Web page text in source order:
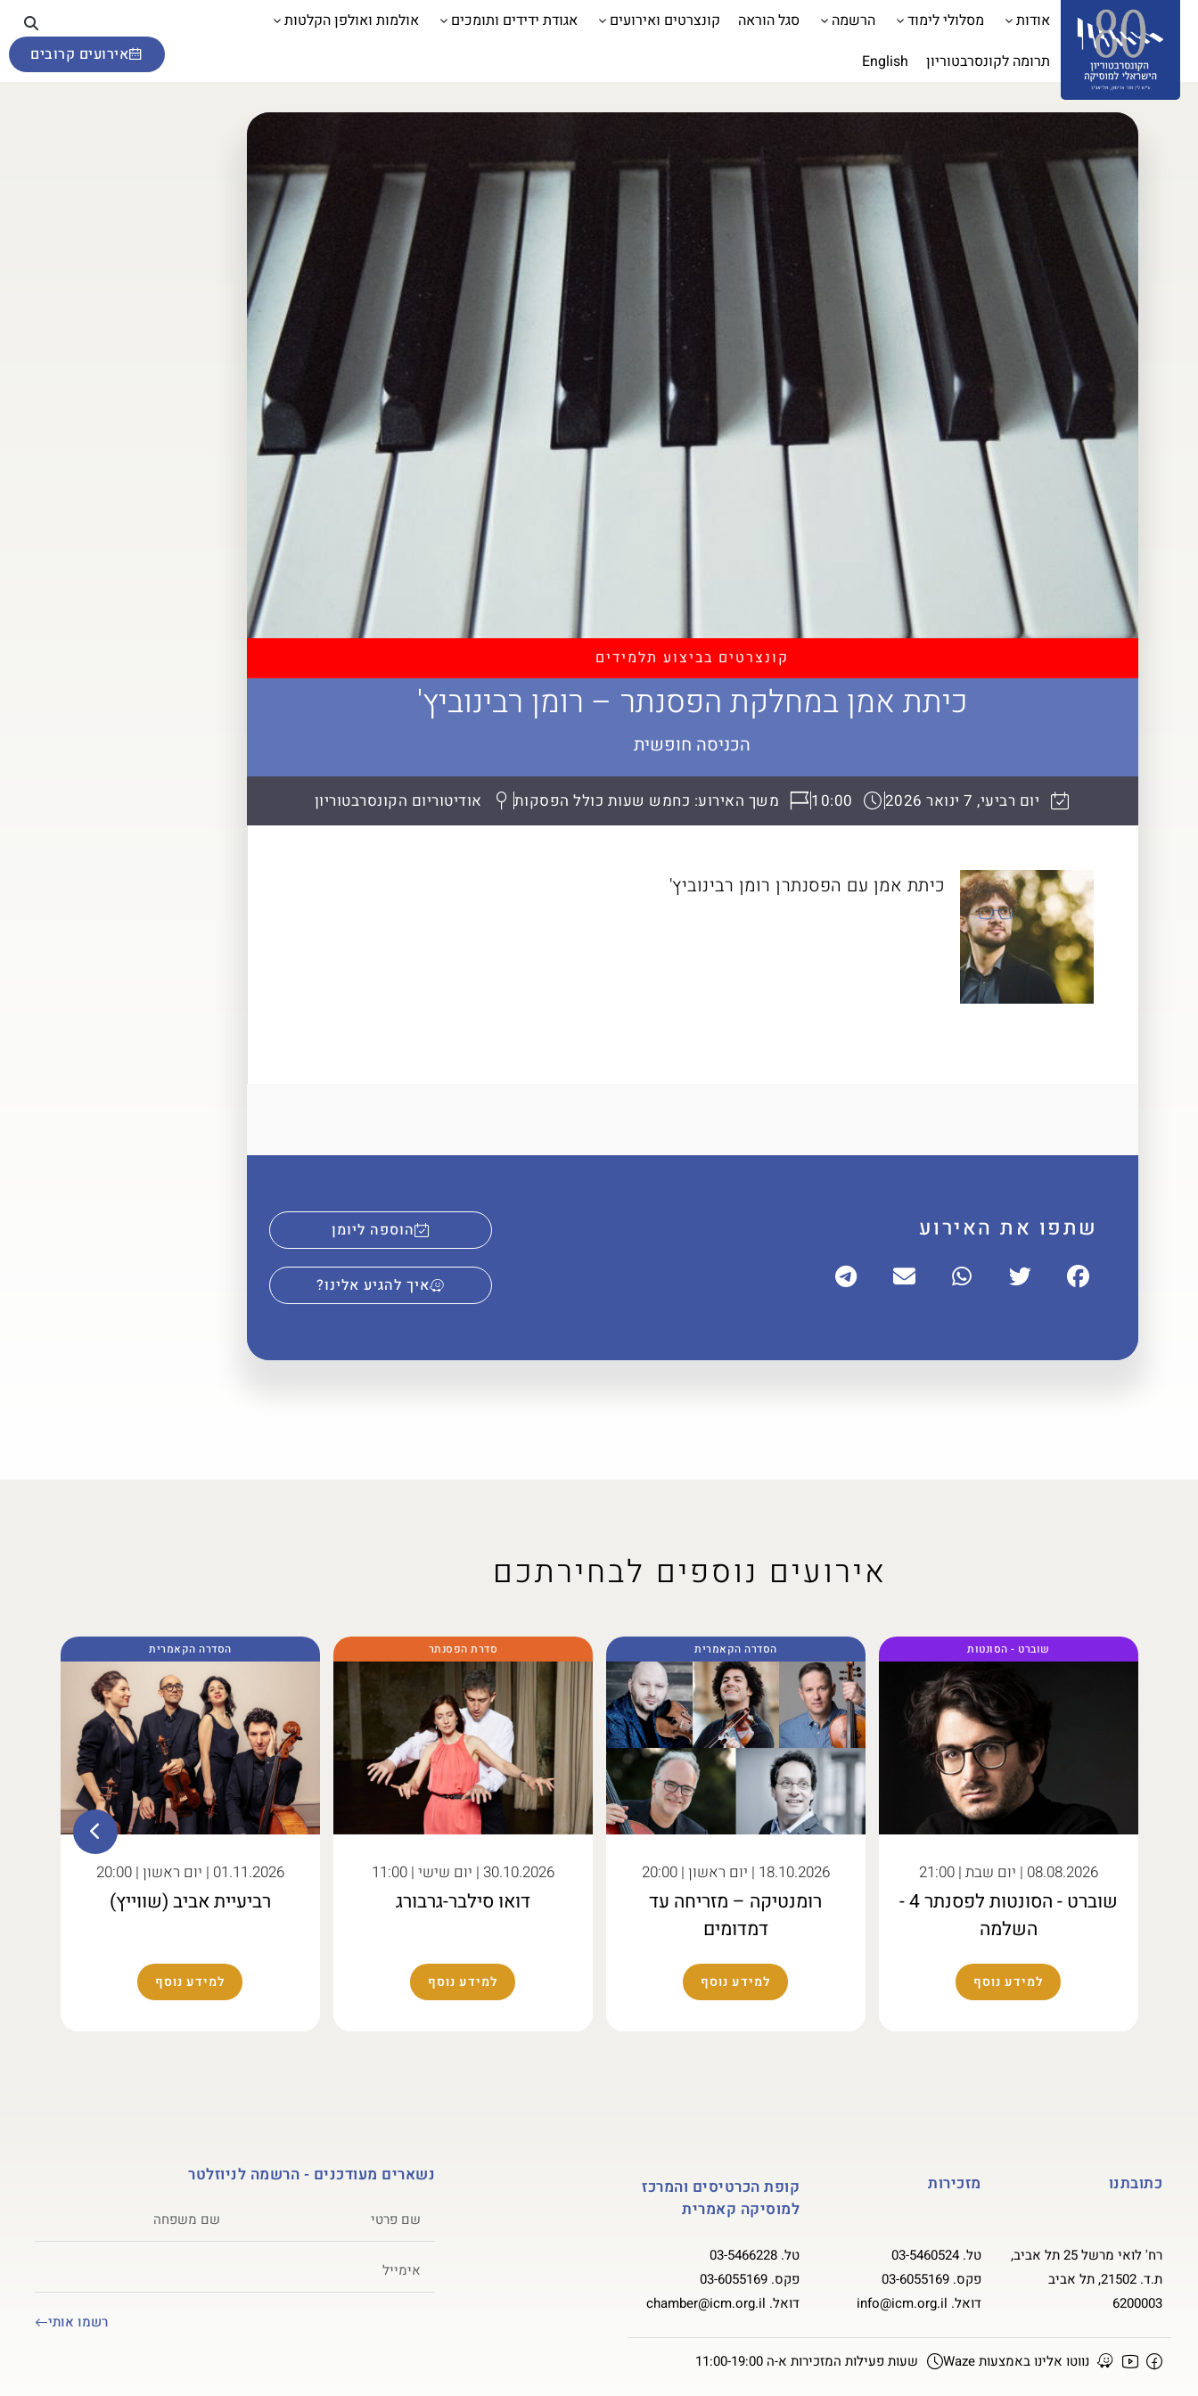
אודות מסלולי לימוד הרשמה סגל הוראה קונצרטים ואירועים אגודת ידידים ותומכים
אולמות ואולפן הקלטות
תרומה לקונסרבטוריון
English אירועים קרובים
קונצרטים בביצוע תלמידים
כיתת אמן במחלקת הפסנתר – רומן רבינוביץ'
הכניסה חופשית
יום רביעי, 7 ינואר 2026 10:00 משך האירוע: כחמש שעות כולל הפסקות אודיטוריום הקונסרבטוריון
כיתת אמן עם הפסנתרן רומן רבינוביץ'
שתפו את האירוע הוספה ליומן
איך להגיע אלינו?
אירועים נוספים לבחירתכם
שוברט - הסונטות
08.08.2026 | יום שבת | 21:00
שוברט - הסונטות לפסנתר 4 -
השלמה
למידע נוסף
הסדרה הקאמרית
18.10.2026 | יום ראשון | 20:00
רומנטיקה – מזריחה עד
דמדומים
למידע נוסף
סדרת הפסנתר
30.10.2026 | יום שישי | 11:00
דואו סילבר-גרבורג
למידע נוסף
הסדרה הקאמרית
01.11.2026 | יום ראשון | 20:00
רביעיית אביב (שווייץ)
למידע נוסף
כתובתנו
רח' לואי מרשל 25 תל אביב,
ת.ד. 21502, תל אביב
6200003
מזכירות
טל.03-5460524
פקס.03-6055169
דואל. info@icm.org.il
קופת הכרטיסים והמרכז
למוסיקה קאמרית
טל. 03-5466228
פקס. 03-6055169
דואל. chamber@icm.org.il
נווטו אלינו באמצעות Waze שעות פעילות המזכירות א-ה 11:00-19:00
נשארים מעודכנים - הרשמה לניוזלטר
רשמו אותי